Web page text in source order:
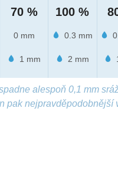
70 %
0 mm
1 mm
100 %
0.3 mm
2 mm
alespoň 0,1 mm
pak nejpravděpodobnější